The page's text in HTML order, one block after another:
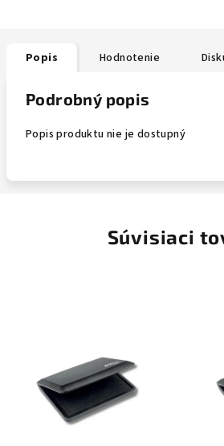
Popis Hodnotenie
Podrobný popis
Popis produktu nie je dostupný
Súvisiaci